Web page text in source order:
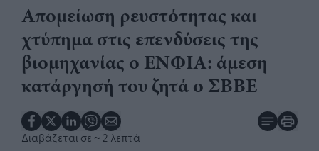
Απομείωση ρευστότητας και
χτύπημα στις επενδύσεις της
βιομηχανίας ο ΕΝΦΙΑ: άμεση
κατάργησή του ζητά ο ΣΒΒΕ
Διαβάζεται σε ~ 2 λεπτά